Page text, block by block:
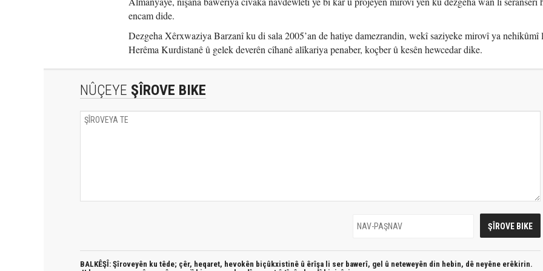
encam dide.
Dezgeha Xêrxwaziya Barzanî ku di sala 2005’an de hatiye damezrandin, wekî saziyeke mirovî ya nehikûmî
Herêma Kurdistanê û gelek deverên cîhanê alîkariya penaber, koçber û kesên hewcedar dike.
NÛÇEYE ŞÎROVE BIKE
BALKÊŞÎ: Şîroveyên ku têde; çêr, heqaret, hevokên biçûkxistinê û êrîşa li ser bawerî, gel û neteweyên din hebin, dê neyêne erêkirin.